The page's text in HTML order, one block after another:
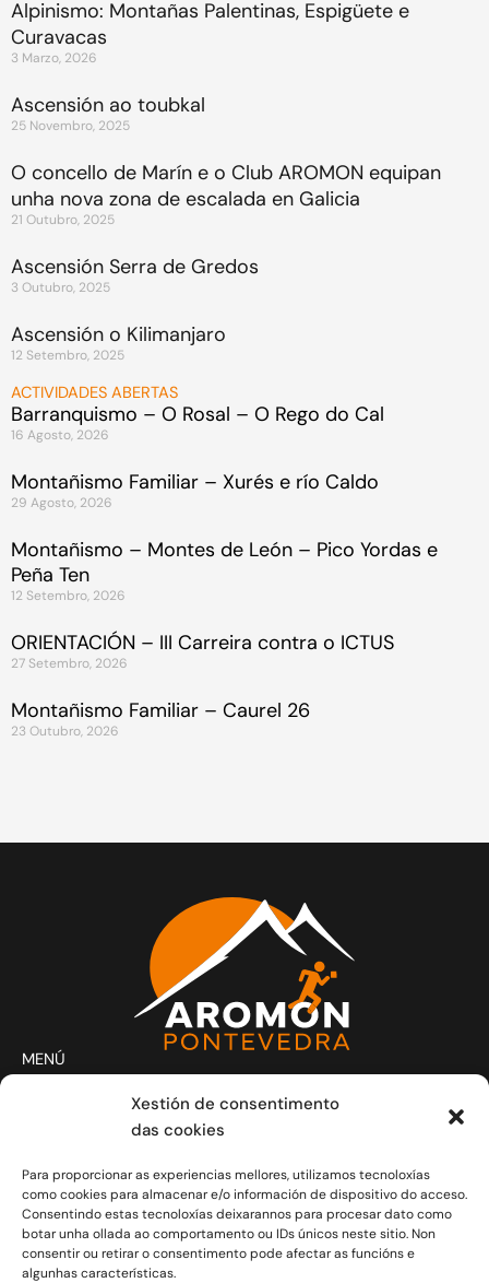
Xestión de consentimento
das cookies
Para proporcionar as experiencias mellores, utilizamos tecnoloxías
como cookies para almacenar e/o información de dispositivo do acceso.
Consentindo estas tecnoloxías deixarannos para procesar dato como
botar unha ollada ao comportamento ou IDs únicos neste sitio. Non
consentir ou retirar o consentimento pode afectar as funcións e
algunhas características.
Alpinismo: Montañas Palentinas, Espigüete e
Curavacas
3 Marzo, 2026
Ascensión ao toubkal
25 Novembro, 2025
O concello de Marín e o Club AROMON equipan
unha nova zona de escalada en Galicia
21 Outubro, 2025
Ascensión Serra de Gredos
3 Outubro, 2025
Ascensión o Kilimanjaro
12 Setembro, 2025
ACTIVIDADES ABERTAS
Barranquismo – O Rosal – O Rego do Cal
16 Agosto, 2026
Montañismo Familiar – Xurés e río Caldo
29 Agosto, 2026
Montañismo – Montes de León – Pico Yordas e
Peña Ten
12 Setembro, 2026
ORIENTACIÓN – III Carreira contra o ICTUS
27 Setembro, 2026
Montañismo Familiar – Caurel 26
23 Outubro, 2026
MENÚ
Actividades
Novas
CONTACTO
Xoves e Venres laborais de 20.30h a 21.30h.
info@aromon.gal